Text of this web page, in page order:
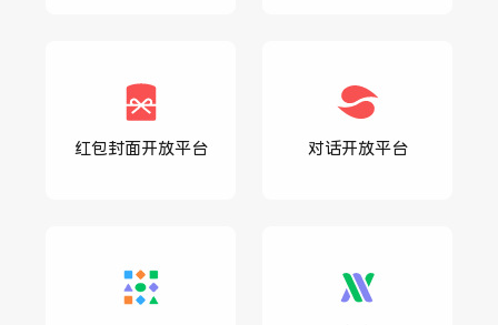
红包封面开放平台 对话开放平台